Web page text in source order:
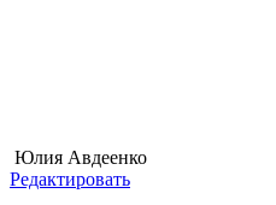
Юлия Авдеенко
Редактировать